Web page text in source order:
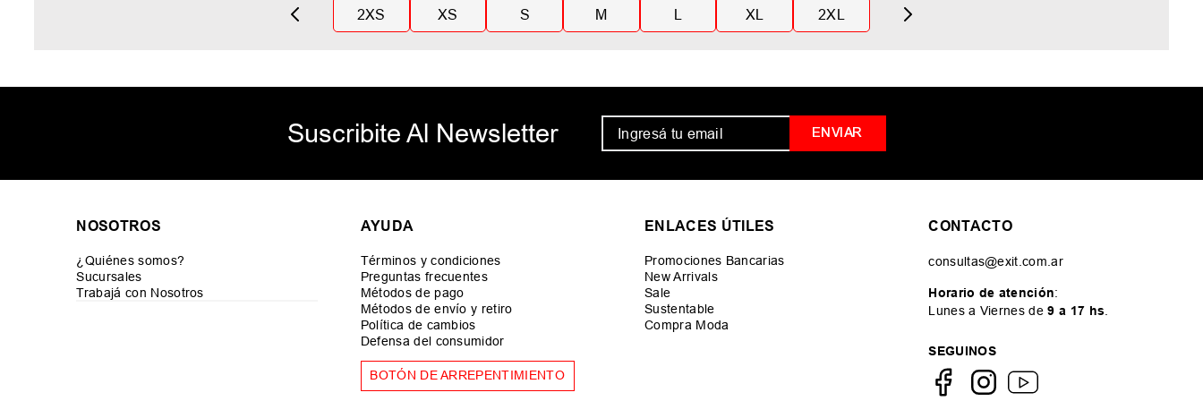
2XS XS S M L XL 2XL
Suscribite Al Newsletter ENVIAR
NOSOTROS
¿Quiénes somos?
Sucursales
Trabajá con Nosotros
AYUDA
Términos y condiciones
Preguntas frecuentes
Métodos de pago
Métodos de envío y retiro
Política de cambios
Defensa del consumidor
BOTÓN DE ARREPENTIMIENTO
ENLACES ÚTILES
Promociones Bancarias
New Arrivals
Sale
Sustentable
Compra Moda
CONTACTO
consultas@exit.com.ar
Horario de atención:
Lunes a Viernes de9 a 17 hs
SEGUINOS